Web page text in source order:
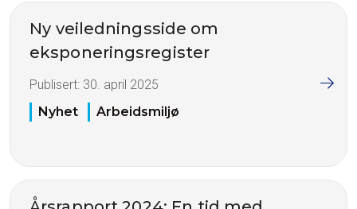
Ny veiledningsside om
eksponeringsregister
Publisert: 30. april 2025
Nyhet
Arbeidsmiljø